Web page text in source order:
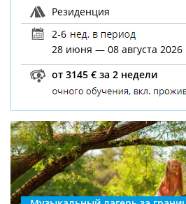
Резиденция
2-6
28 июня — 08 августа 2026
от 3145 € за 2 недели